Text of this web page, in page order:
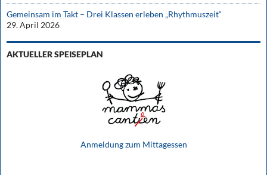
Gemeinsam im Takt – Drei Klassen erleben „Rhythmuszeit“
29. April 2026
AKTUELLER SPEISEPLAN
Anmeldung zum Mittagessen